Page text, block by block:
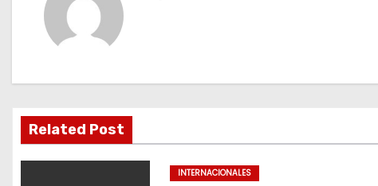
i
ó
Related Post
INTERNACIONALES